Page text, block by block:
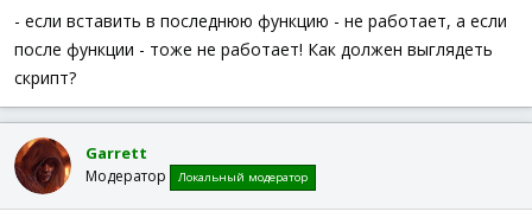
- если вставить в последнюю функцию - не работает, а если
после функции - тоже не работает! Как должен выглядеть
скрипт?
Garrett
Модератор Локальный модератор